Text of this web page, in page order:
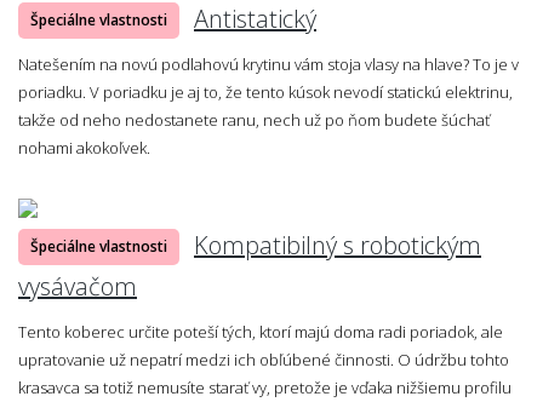
Špeciálne vlastnosti Antistatický
Natešením na novú podlahovú krytinu vám stoja vlasy na hlave? To je v
poriadku. V poriadku je aj to, že tento kúsok nevodí statickú elektrinu,
takže od neho nedostanete ranu, nech už po ňom budete šúchať
nohami akokoľvek.
Špeciálne vlastnosti
Kompatibilný s robotickým
vysávačom
Tento koberec určite poteší tých, ktorí majú doma radi poriadok, ale
upratovanie už nepatrí medzi ich obľúbené činnosti. O údržbu tohto
krasavca sa totiž nemusíte starať vy, pretože je vďaka nižšiemu profilu